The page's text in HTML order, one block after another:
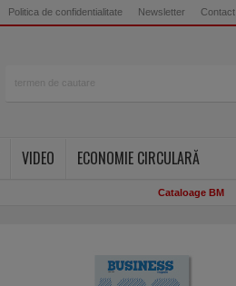
Politica de confidentialitate Newsletter Contact
VIDEO
ECONOMIE CIRCULARĂ
Cataloage BM